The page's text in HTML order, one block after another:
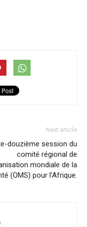
Next article
douzième session du
comité régional de
mondiale de la
(OMS) pour l’Afrique.